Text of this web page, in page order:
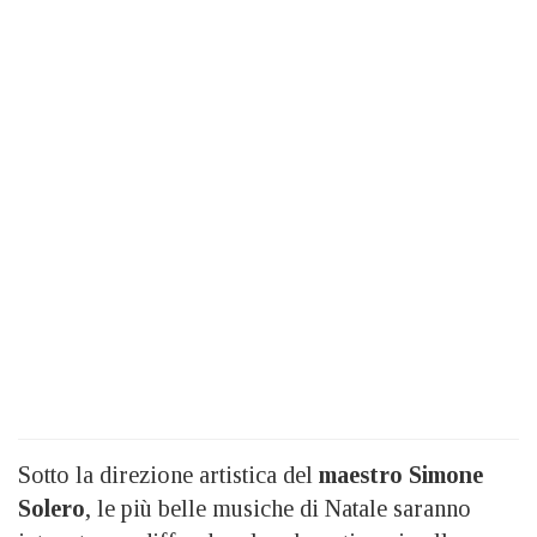
Sotto la direzione artistica del maestro Simone
Solero, le più belle musiche di Natale saranno